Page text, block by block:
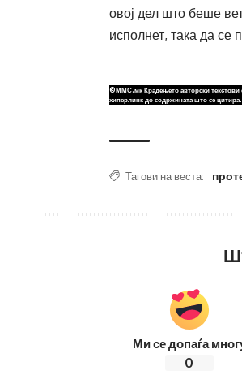
овој дел што беше
исполнет, така да
©ММС.мк Крадењето авторски текстови
хиперлинк до содржината што се цитира.
Тагови на веста:
Ми се допаѓа
0